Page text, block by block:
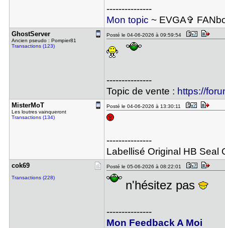
---------------
Mon topic ~ EVGA✞
GhostServe​r
Ancien pseudo : Pompier81
Transactions (123)
Posté le 04-06-2026 à 09:59:54
---------------
Topic de vente : https://
MisterMoT
Les loutres vainqueront
Transactions (134)
Posté le 04-06-2026 à 13:30:11
---------------
Labellisé Original HB Seal
cok69
Transactions (228)
Posté le 05-06-2026 à 08:22:01
n'hésitez pas
---------------
Mon Feedback A Moi